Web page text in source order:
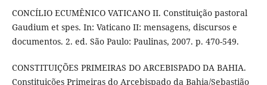
CONCÍLIO ECUMÊNICO VATICANO II. Constituição pastoral
Gaudium et spes. In: Vaticano II: mensagens, discursos e
documentos. 2. ed. São Paulo: Paulinas, 2007. p. 470-549.
CONSTITUIÇÕES PRIMEIRAS DO ARCEBISPADO DA BAHIA.
Constituições Primeiras do Arcebispado da Bahia/Sebastião